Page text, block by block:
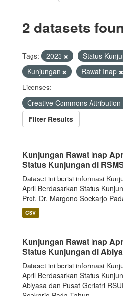
2 datasets
Tags: 2023 Status
Kunjungan
Rawat Inap
Licenses:
Creative Commons Attribution
Filter Results
Kunjungan Rawat Inap
Status Kunjungan di
Dataset ini berisi informasi
April Berdasarkan Status
Prof. Dr. Margono Soekarjo
CSV
Kunjungan Rawat Inap
Status Kunjungan di
Dataset ini berisi informasi
April Berdasarkan Status
Abiyasa dan Pusat Geriatri